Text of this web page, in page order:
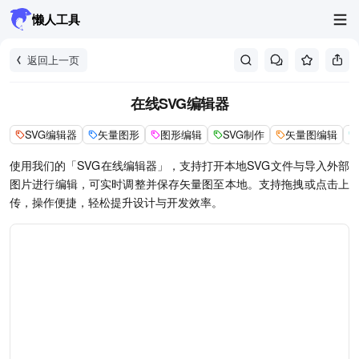
懒人工具
返回上一页
在线SVG编辑器
SVG编辑器 矢量图形 图形编辑 SVG制作 矢量图编辑
使用我们的「SVG在线编辑器」，支持打开本地SVG文件与导入外部
图片进行编辑，可实时调整并保存矢量图至本地。支持拖拽或点击上
传，操作便捷，轻松提升设计与开发效率。